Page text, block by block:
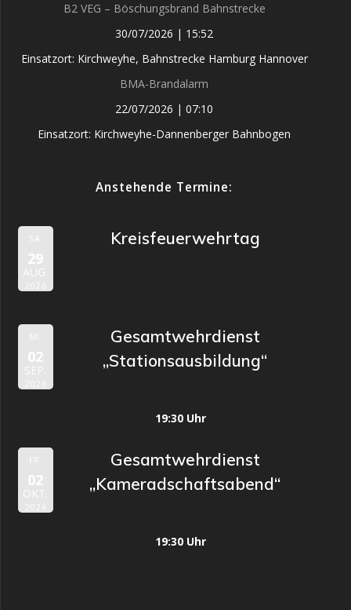
B2 VEG – Böschungsbrand Bahnstrecke
30/07/2026 | 15:52
Einsatzort: Kirchweyhe, Bahnstrecke Hamburg Hannover
BMA-Brandalarm
22/07/2026 | 07:10
Einsatzort: Kirchweyhe-Dannenberger Bahnbogen
Anstehende Termine:
SA.
29
AUG.
2026
Kreisfeuerwehrtag
MI.
02
SEP.
2026
Gesamtwehrdienst
„Stationsausbildung“
19:30 Uhr
FR.
02
OKT.
2026
Gesamtwehrdienst
„Kameradschaftsabend“
19:30 Uhr